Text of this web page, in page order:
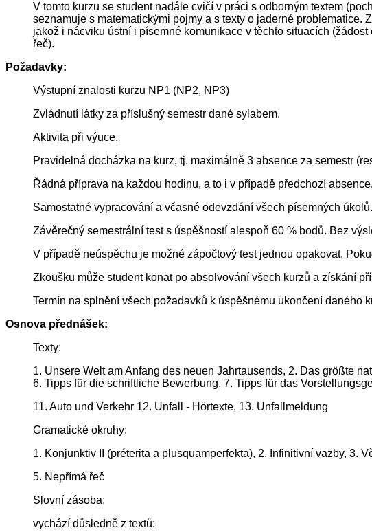
V tomto kurzu se student nadále cvičí v práci s odborným textem
seznamuje s matematickými pojmy a s texty o jaderné
jakož i nácviku ústní i písemné komunikace v těchto situacích
řeč).
Požadavky:
Výstupní znalosti kurzu NP1 (NP2, NP3)
Zvládnutí látky za příslušný semestr dané sylabem.
Aktivita při výuce.
Pravidelná docházka na kurz, tj. maximálně 3 absence za semestr
Řádná příprava na každou hodinu, a to i v případě předchozí
Samostatné vypracování a včasné odevzdání všech písemných úkolů.
Závěrečný semestrální test s úspěšností alespoň 60 % bodů. Bez
V případě neúspěchu je možné zápočtový test jednou opakovat.
Zkoušku může student konat po absolvování všech kurzů a získání
Termín na splnění všech požadavků k úspěšnému ukončení daného
Osnova přednášek:
Texty:
1. Unsere Welt am Anfang des neuen Jahrtausends, 2. Das größte
6. Tipps für die schriftliche Bewerbung, 7. Tipps für das
11. Auto und Verkehr 12. Unfall - Hörtexte, 13. Unfallmeldung
Gramatické okruhy:
1. Konjunktiv II (préterita a plusquamperfekta), 2. Infinitivní vazby, 3.
5. Nepřímá řeč
Slovní zásoba:
vychází důsledně z textů: